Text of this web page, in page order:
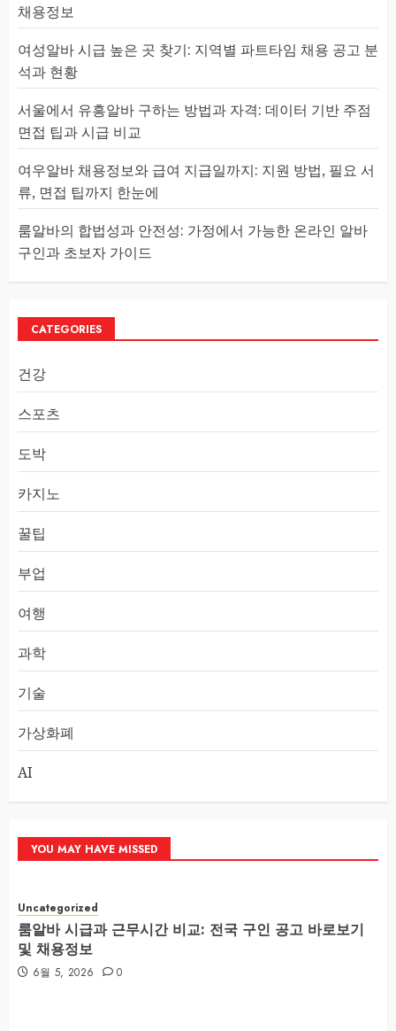
채용정보
여성알바 시급 높은 곳 찾기: 지역별 파트타임 채용 공고 분
석과 현황
서울에서 유흥알바 구하는 방법과 자격: 데이터 기반 주점
면접 팁과 시급 비교
여우알바 채용정보와 급여 지급일까지: 지원 방법, 필요 서
류, 면접 팁까지 한눈에
룸알바의 합법성과 안전성: 가정에서 가능한 온라인 알바
구인과 초보자 가이드
CATEGORIES
건강
스포츠
도박
카지노
꿀팁
부업
여행
과학
기술
가상화폐
AI
YOU MAY HAVE MISSED
Uncategorized
룸알바 시급과 근무시간 비교: 전국 구인 공고 바로보기
및 채용정보
6월 5, 2026 0